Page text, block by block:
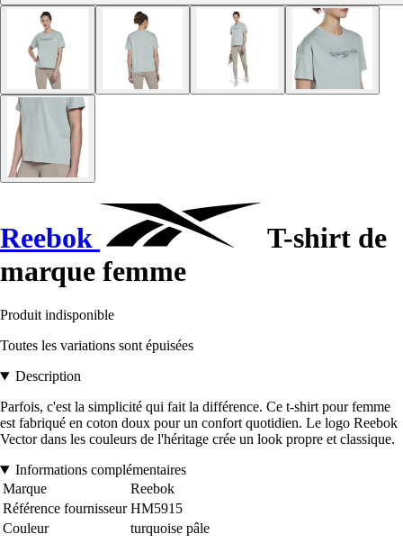
Reebok
T-shirt de
marque femme
Produit indisponible
Toutes les variations sont épuisées
Description
Parfois, c'est la simplicité qui fait la différence. Ce t-shirt pour femme
est fabriqué en coton doux pour un confort quotidien. Le logo Reebok
Vector dans les couleurs de l'héritage crée un look propre et classique.
Informations complémentaires
Marque
Reebok
Référence fournisseur HM5915
Couleur
turquoise pâle